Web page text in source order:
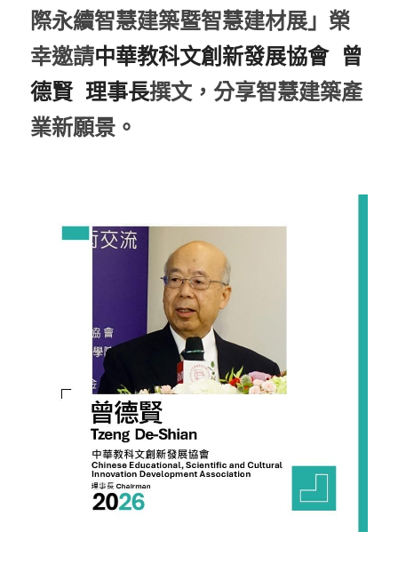
際永續智慧建築暨智慧建材展」榮
幸邀請中華教科文創新發展協會 曾
德賢 理事長撰文，分享智慧建築產
業新願景。